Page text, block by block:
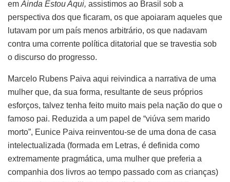
em Ainda Estou Aqui, assistimos ao Brasil sob a
perspectiva dos que ficaram, os que apoiaram aqueles que
lutavam por um país menos arbitrário, os que nadavam
contra uma corrente política ditatorial que se travestia sob
o discurso do progresso.
Marcelo Rubens Paiva aqui reivindica a narrativa de uma
mulher que, da sua forma, resultante de seus próprios
esforços, talvez tenha feito muito mais pela nação do que o
famoso pai. Reduzida a um papel de “viúva sem marido
morto”, Eunice Paiva reinventou-se de uma dona de casa
intelectualizada (formada em Letras, é definida como
extremamente pragmática, uma mulher que preferia a
companhia dos livros ao tempo passado com as crianças)